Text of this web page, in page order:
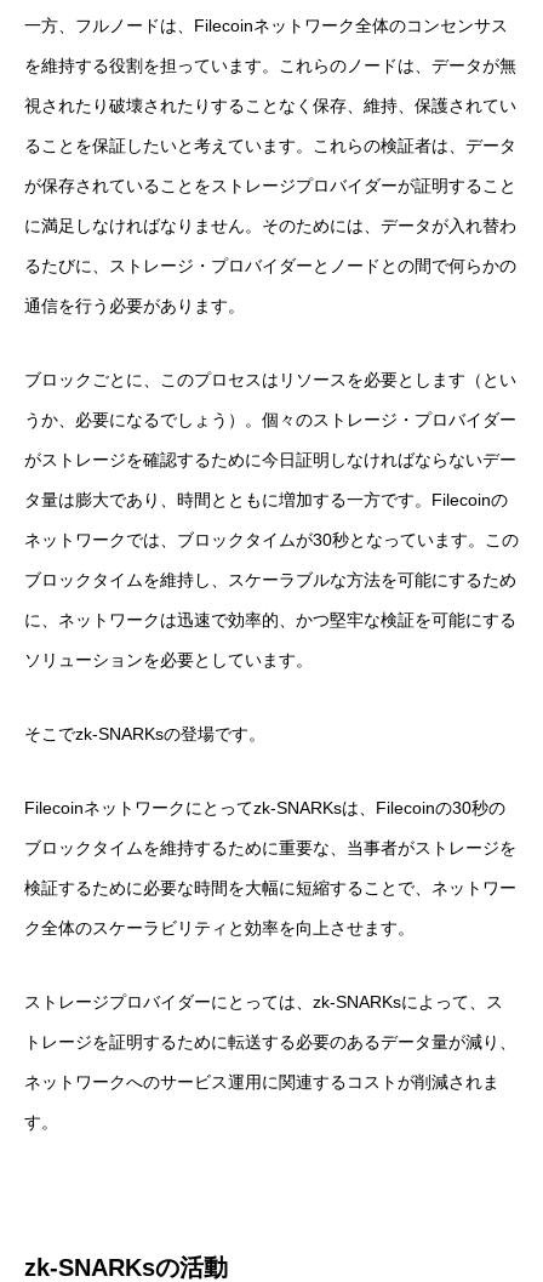
一方、フルノードは、Filecoinネットワーク全体のコンセンサス
を維持する役割を担っています。これらのノードは、データが無
視されたり破壊されたりすることなく保存、維持、保護されてい
ることを保証したいと考えています。これらの検証者は、データ
が保存されていることをストレージプロバイダーが証明すること
に満足しなければなりません。そのためには、データが入れ替わ
るたびに、ストレージ・プロバイダーとノードとの間で何らかの
通信を行う必要があります。
ブロックごとに、このプロセスはリソースを必要とします（とい
うか、必要になるでしょう）。個々のストレージ・プロバイダー
がストレージを確認するために今日証明しなければならないデー
タ量は膨大であり、時間とともに増加する一方です。Filecoinの
ネットワークでは、ブロックタイムが30秒となっています。この
ブロックタイムを維持し、スケーラブルな方法を可能にするため
に、ネットワークは迅速で効率的、かつ堅牢な検証を可能にする
ソリューションを必要としています。
そこでzk-SNARKsの登場です。
Filecoinネットワークにとってzk-SNARKsは、Filecoinの30秒の
ブロックタイムを維持するために重要な、当事者がストレージを
検証するために必要な時間を大幅に短縮することで、ネットワー
ク全体のスケーラビリティと効率を向上させます。
ストレージプロバイダーにとっては、zk-SNARKsによって、ス
トレージを証明するために転送する必要のあるデータ量が減り、
ネットワークへのサービス運用に関連するコストが削減されま
す。
zk-SNARKsの活動